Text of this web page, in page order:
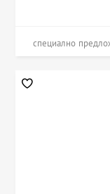
специално